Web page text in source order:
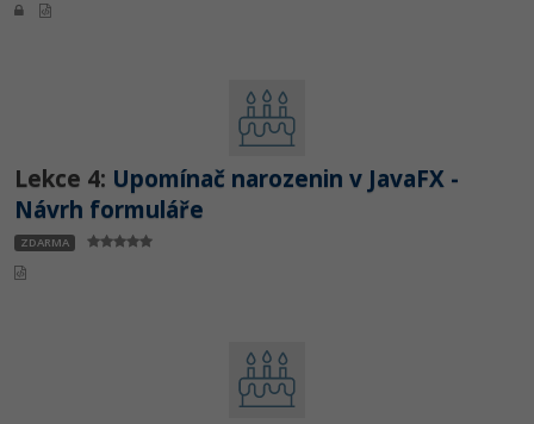
Lekce 4: Upomínač narozenin v JavaFX -
Návrh formuláře
ZDARMA